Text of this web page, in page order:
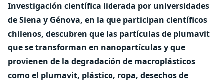
Investigación científica liderada por universidades
de Siena y Génova, en la que participan científicos
chilenos, descubren que las partículas de plumavit
que se transforman en nanopartículas y que
provienen de la degradación de macroplásticos
como el plumavit, plástico, ropa, desechos de